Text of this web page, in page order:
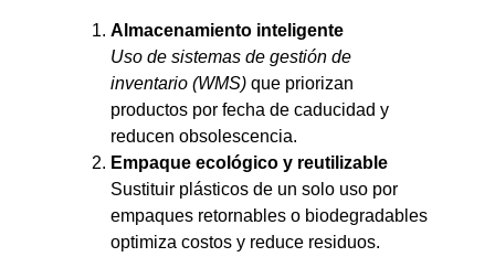
Almacenamiento inteligente
Uso de sistemas de gestión de
inventario (WMS) que priorizan
productos por fecha de caducidad y
reducen obsolescencia.
Empaque ecológico y reutilizable
Sustituir plásticos de un solo uso por
empaques retornables o biodegradables
optimiza costos y reduce residuos.